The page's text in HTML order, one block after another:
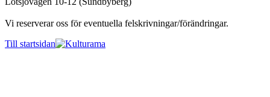
Vi reserverar oss för eventuella felskrivningar/förändringar.
Till startsidan